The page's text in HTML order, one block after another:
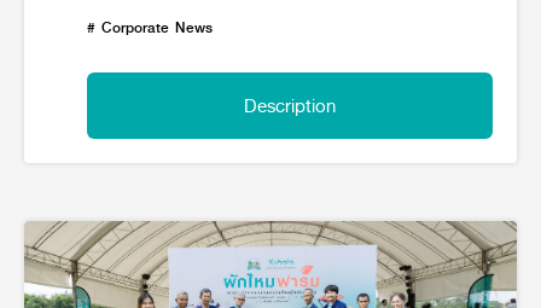
# Corporate News
Description